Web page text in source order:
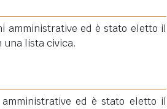
amministrative ed è stato eletto il
una lista civica.
ed è stato eletto il